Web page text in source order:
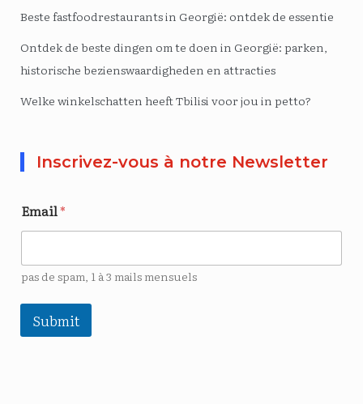
Beste fastfoodrestaurants in Georgië: ontdek de essentie
Ontdek de beste dingen om te doen in Georgië: parken,
historische bezienswaardigheden en attracties
Welke winkelschatten heeft Tbilisi voor jou in petto?
Inscrivez-vous à notre Newsletter
Email*
pas de spam, 1 à 3 mails mensuels
Submit